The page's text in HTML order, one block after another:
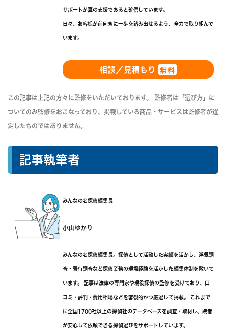
サポートが真の支援であると確信しています。
日々、お客様が前向きに一歩を踏み出せるよう、全力で取り組んで
います。
相談／見積もり 無料
この記事は上記の方々に監修をいただいております。 監修者は「選び方」に
ついてのみ監修をおこなっており、掲載している商品・サービスは監修者が選
定したものではありません。
記事執筆者
みんなの名探偵編集長
小山ゆかり
みんなの名探偵編集長。探偵として活動した実績を活かし、浮気調
査・素行調査など探偵業務の現場経験を活かした編集体制を敷いて
います。 記事は法律の専門家や現役探偵の監修を受けており、口
コミ・評判・費用相場などを客観的かつ厳選して掲載。 これまで
に全国1700社以上の探偵社のデータベースを調査・取材し、読者
が安心して依頼できる探偵選びをサポートしています。